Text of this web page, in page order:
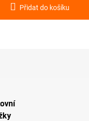
Přidat do košíku